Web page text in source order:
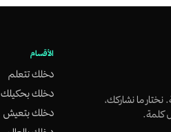
ما نشاركك،
كلمة.
الأقسام
دخلك تتعلم
دخلك بحكيلك
دخلك بتعيش